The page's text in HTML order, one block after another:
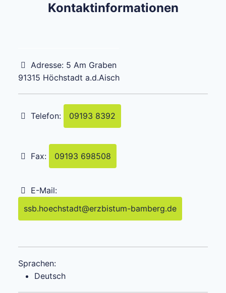
Kontaktinformationen
Adresse: 5 Am Graben
91315 Höchstadt a.d.Aisch
Telefon: 09193 8392
Fax: 09193 698508
E-Mail:
ssb.hoechstadt@erzbistum-bamberg.de
Sprachen:
Deutsch